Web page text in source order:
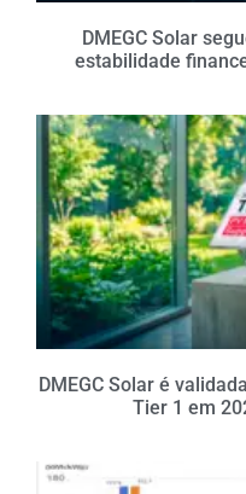
DMEGC Solar
estabilidade
DMEGC Solar é
Tier 1 em